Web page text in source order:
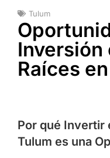
Tulum
Inversión
Raíces
Por qué Invertir
Tulum es una